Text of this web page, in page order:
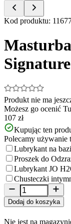
Item
of
Kod produktu:
Produkt nie ma
Możesz go ocenić
107 zł
Kupując ten
Polecamy używanie
Lubrykant na
Proszek do
Lubrykant JO
Chusteczki
Dodaj do koszyka
Nie jest na